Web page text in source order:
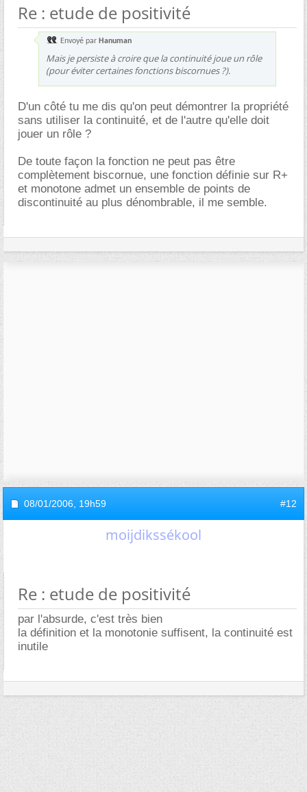
Re : etude de positivité
Envoyé par Hanuman
Mais je persiste à croire que la continuité joue un rôle
(pour éviter certaines fonctions biscornues ?).
D'un côté tu me dis qu'on peut démontrer la propriété
sans utiliser la continuité, et de l'autre qu'elle doit
jouer un rôle ?
De toute façon la fonction ne peut pas être
complètement biscornue, une fonction définie sur R+
et monotone admet un ensemble de points de
discontinuité au plus dénombrable, il me semble.
08/01/2006, 19h59 #12
moijdikssékool
Re : etude de positivité
par l'absurde, c'est très bien
la définition et la monotonie suffisent, la continuité est
inutile